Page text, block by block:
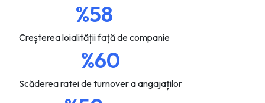
%58
Creșterea loialității față de companie
%60
Scăderea ratei de turnover a angajaților